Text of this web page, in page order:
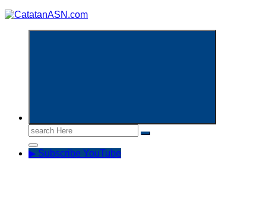
Search
for:
▶ Subscribe YouTube